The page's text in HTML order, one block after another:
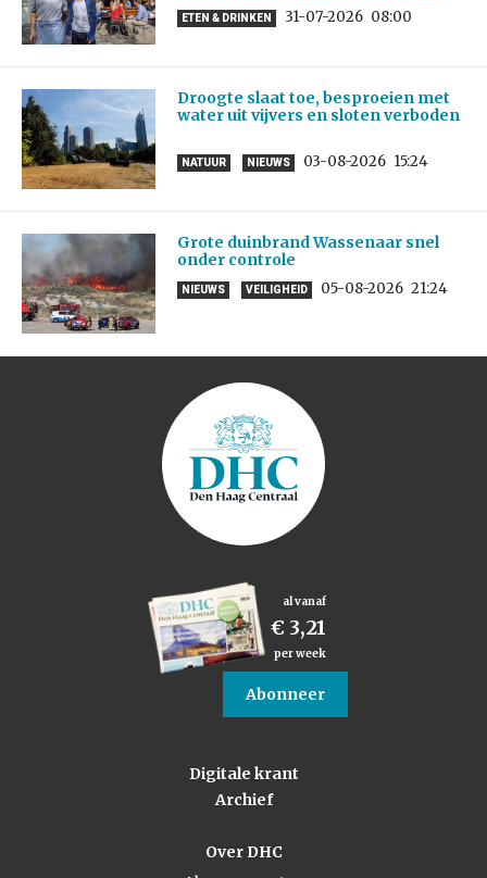
ETEN & DRINKEN 31-07-2026 08:00
Droogte slaat toe, besproeien met
water uit vijvers en sloten verboden
NATUUR NIEUWS 03-08-2026 15:24
Grote duinbrand Wassenaar snel
onder controle
NIEUWS VEILIGHEID 05-08-2026 21:24
al vanaf
€ 3,21
per week
Abonneer
Digitale krant
Archief
Over DHC